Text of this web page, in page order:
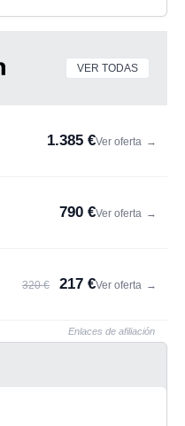
VER TODAS
1.385 €Ver oferta →
790 €Ver oferta →
320 € 217 €Ver oferta →
Enlaces de afiliación